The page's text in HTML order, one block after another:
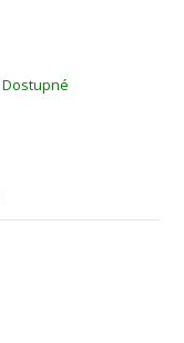
Dostupné